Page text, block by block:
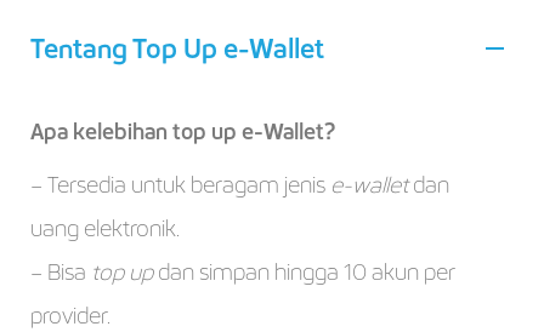
Tentang Top Up e-Wallet
Apa kelebihan top up e-Wallet?
– Tersedia untuk beragam jenis e-walletdan
uang elektronik.
– Bisa top updan simpan hingga 10 akun per
provider.